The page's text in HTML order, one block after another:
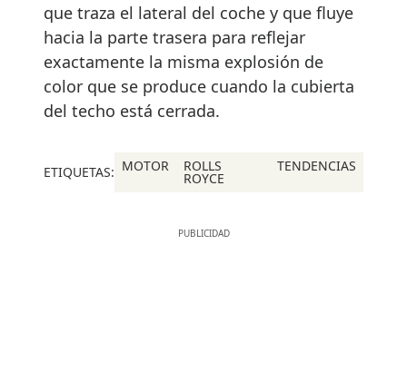
que traza el lateral del coche y que fluye
hacia la parte trasera para reflejar
exactamente la misma explosión de
color que se produce cuando la cubierta
del techo está cerrada.
ETIQUETAS: MOTOR ROLLS
ROYCE
TENDENCIAS